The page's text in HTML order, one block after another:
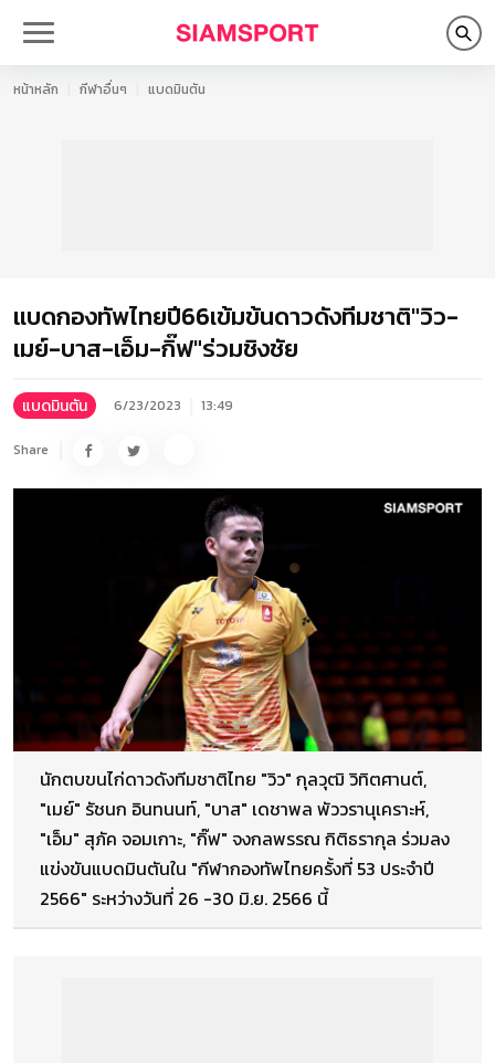
หน้าหลัก กีฬาอื่นๆ แบดมินตัน
แบดกองทัพไทยปี66เข้มข้นดาวดังทีมชาติ"วิว-
เมย์-บาส-เอ็ม-กิ๊ฟ"ร่วมชิงชัย
แบดมินตัน 6/23/2023 13:49
Share
นักตบขนไก่ดาวดังทีมชาติไทย "วิว" กุลวุฒิ วิทิตศานต์,
"เมย์" รัชนก อินทนนท์, "บาส" เดชาพล พัววรานุเคราะห์,
"เอ็ม" สุภัค จอมเกาะ, "กิ๊ฟ" จงกลพรรณ กิติธรากุล ร่วมลง
แข่งขันแบดมินตันใน "กีฬากองทัพไทยครั้งที่ 53 ประจำปี
2566" ระหว่างวันที่ 26 -30 มิ.ย. 2566 นี้